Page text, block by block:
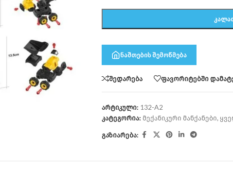
ნაშთების შემოწმება
შედარება ფავორიტებში
არტიკული: 132-A2
კატეგორია: მექანიკური მანქანები,
გაზიარება: